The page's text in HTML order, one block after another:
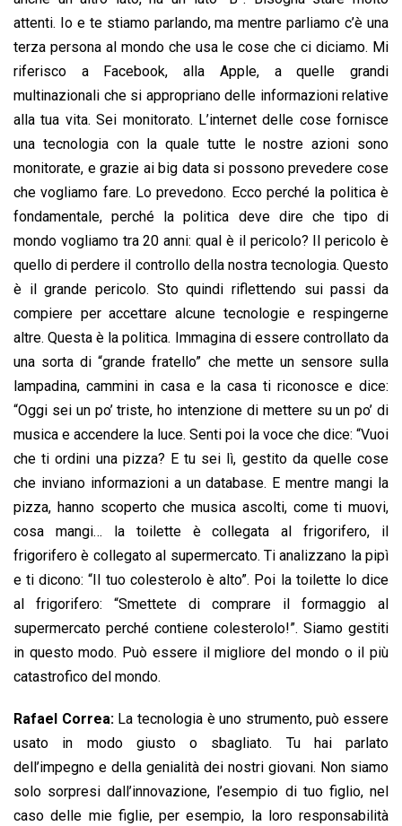
attenti. Io e te stiamo parlando, ma mentre parliamo c’è una
terza persona al mondo che usa le cose che ci diciamo. Mi
riferisco a Facebook, alla Apple, a quelle grandi
multinazionali che si appropriano delle informazioni relative
alla tua vita. Sei monitorato. L’internet delle cose fornisce
una tecnologia con la quale tutte le nostre azioni sono
monitorate, e grazie ai big data si possono prevedere cose
che vogliamo fare. Lo prevedono. Ecco perché la politica è
fondamentale, perché la politica deve dire che tipo di
mondo vogliamo tra 20 anni: qual è il pericolo? Il pericolo è
quello di perdere il controllo della nostra tecnologia. Questo
è il grande pericolo. Sto quindi riflettendo sui passi da
compiere per accettare alcune tecnologie e respingerne
altre. Questa è la politica. Immagina di essere controllato da
una sorta di “grande fratello” che mette un sensore sulla
lampadina, cammini in casa e la casa ti riconosce e dice:
“Oggi sei un po’ triste, ho intenzione di mettere su un po’ di
musica e accendere la luce. Senti poi la voce che dice: “Vuoi
che ti ordini una pizza? E tu sei lì, gestito da quelle cose
che inviano informazioni a un database. E mentre mangi la
pizza, hanno scoperto che musica ascolti, come ti muovi,
cosa mangi… la toilette è collegata al frigorifero, il
frigorifero è collegato al supermercato. Ti analizzano la pipì
e ti dicono: “Il tuo colesterolo è alto”. Poi la toilette lo dice
al frigorifero: “Smettete di comprare il formaggio al
supermercato perché contiene colesterolo!”. Siamo gestiti
in questo modo. Può essere il migliore del mondo o il più
catastrofico del mondo.
Rafael Correa:La tecnologia è uno strumento, può essere
usato in modo giusto o sbagliato. Tu hai parlato
dell’impegno e della genialità dei nostri giovani. Non siamo
solo sorpresi dall’innovazione, l’esempio di tuo figlio, nel
caso delle mie figlie, per esempio, la loro responsabilità